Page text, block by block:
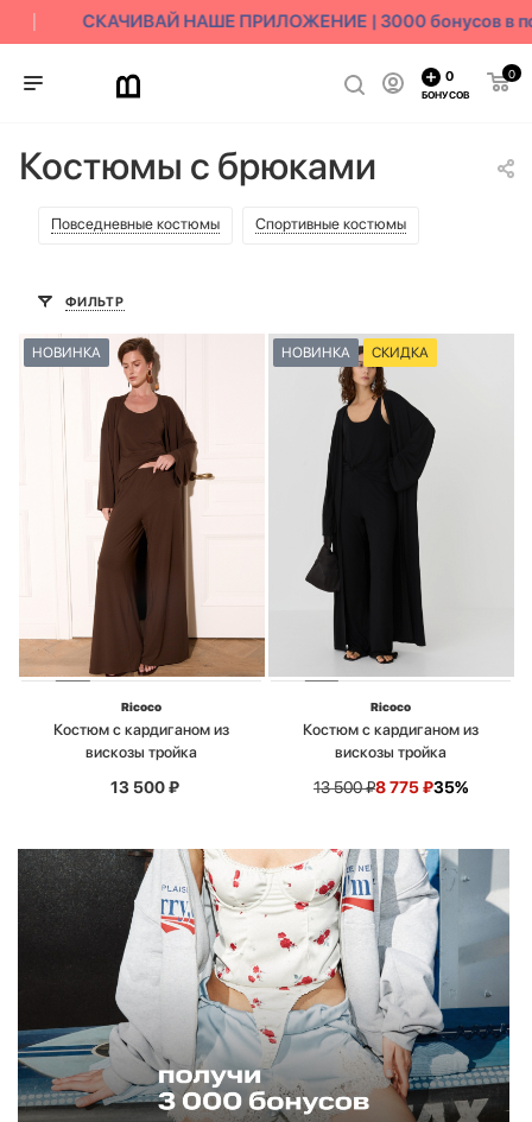
СКАЧИВАЙ НАШЕ ПРИЛОЖЕНИЕ | 3000 бонусов в
0
0
БОНУСОВ
Костюмы с брюками
Повседневные костюмы Спортивные костюмы
ФИЛЬТР
НОВИНКА
Ricoco
Костюм с кардиганом из
вискозы тройка
13 500₽
НОВИНКА СКИДКА
Ricoco
Костюм с кардиганом из
вискозы тройка
13 500₽8 775₽35%